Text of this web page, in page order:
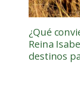
¿Qué
Reina
destinos